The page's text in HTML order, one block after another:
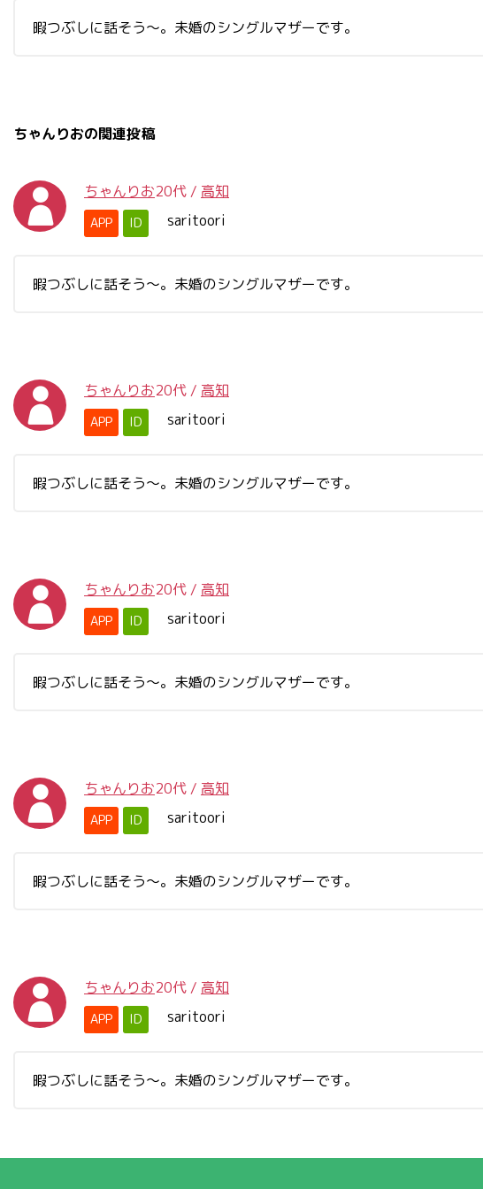
暇つぶしに話そう〜。未婚のシングルマザーです。
ちゃんりおの関連投稿
ちゃんりお20代 / 高知
APP ID saritoori
暇つぶしに話そう〜。未婚のシングルマザーです。
ちゃんりお20代 / 高知
APP ID saritoori
暇つぶしに話そう〜。未婚のシングルマザーです。
ちゃんりお20代 / 高知
APP ID saritoori
暇つぶしに話そう〜。未婚のシングルマザーです。
ちゃんりお20代 / 高知
APP ID saritoori
暇つぶしに話そう〜。未婚のシングルマザーです。
ちゃんりお20代 / 高知
APP ID saritoori
暇つぶしに話そう〜。未婚のシングルマザーです。